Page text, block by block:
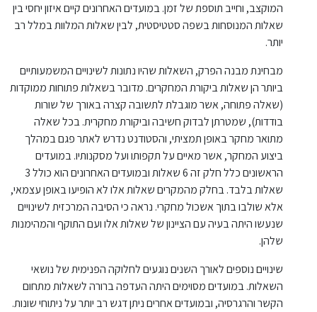
המוקצב, וחייב תוספת של זמן. במועדים האחרונים קיים איזון יחסי בין
שאלות המנוסחות בשפה סטטיסטית, לבין שאלות המלוות במלל רב
יותר.
מבחינת מבנה הפרק, השאלות שהיו נתונות לשינויים המשמעותיים
ביותר הן שאלות ביקורת המחקרים. מדובר בשאלות פתוחות ממוקדות
(שאלה פתוחה, אשר מוגבלת לתשובה קצרה באורך של שורות
בודדות), שמטרתן לבדוק חשיבה וביקורת מחקרית. בכל שאלה
מתואר מחקר באופן תמציתי, והסטודנט נדרש לאתר פגם במהלך
ביצוע המחקר, אשר מאיים על תקפותו ועל מסקנותיו. במועדים
הראשונים כלל חלק זה 6 שאלות ובמועדים האחרונים הוא כולל 3
שאלות בלבד. בחלק מהמקרים שאלות אלו לא הופיעו באופן עצמאי,
אלא שולבו בתוך אשכול מחקרי. נראה כי הסיבה המרכזית לשינויים
שנעשו היתה בעיה עם הציינון של שאלות אלו ועם התוקף והמהימנות
שלהן.
שינויים נוספים לאורך השנים נוגעים לחלוקה הפנימית של נושאי
השאלות. במועדים מסוימים היתה העדפה ברורה לשאלות מתחום
הקשר והרגרסיה, ובמועדים אחרים ניתן דגש רב יותר על ניתוחי שונות.